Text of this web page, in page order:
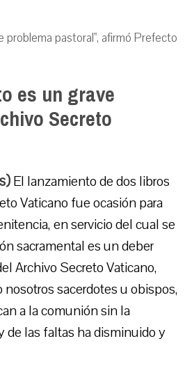
pastoral", afirmó Prefecto
es un grave
Secreto
El lanzamiento de dos libros
Vaticano fue ocasión para
en servicio del cual se
sacramental es un deber
Archivo Secreto Vaticano,
sacerdotes u obispos,
a la comunión sin la
de las faltas ha disminuido y